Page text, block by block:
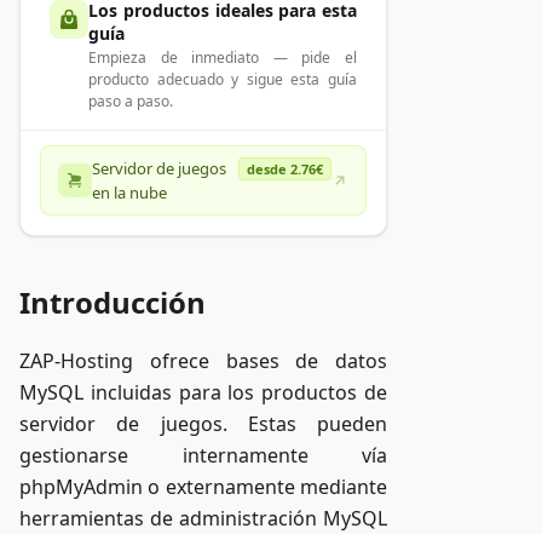
Los productos ideales para esta
guía
Empieza de inmediato — pide el
producto adecuado y sigue esta guía
paso a paso.
Servidor de juegos
en la nube
desde 2.76€
Introducción
ZAP-Hosting ofrece bases de datos
MySQL incluidas para los productos de
servidor de juegos. Estas pueden
gestionarse internamente vía
phpMyAdmin o externamente mediante
herramientas de administración MySQL